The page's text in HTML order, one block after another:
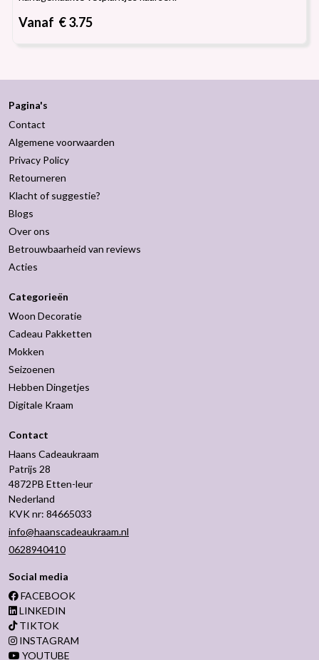
Vanaf € 3.75
Pagina's
Contact
Algemene voorwaarden
Privacy Policy
Retourneren
Klacht of suggestie?
Blogs
Over ons
Betrouwbaarheid van reviews
Acties
Categorieën
Woon Decoratie
Cadeau Pakketten
Mokken
Seizoenen
Hebben Dingetjes
Digitale Kraam
Contact
Haans Cadeaukraam
Patrijs 28
4872PB Etten-leur
Nederland
KVK nr: 84665033
info@haanscadeaukraam.nl
0628940410
Social media
FACEBOOK
LINKEDIN
TIKTOK
INSTAGRAM
YOUTUBE